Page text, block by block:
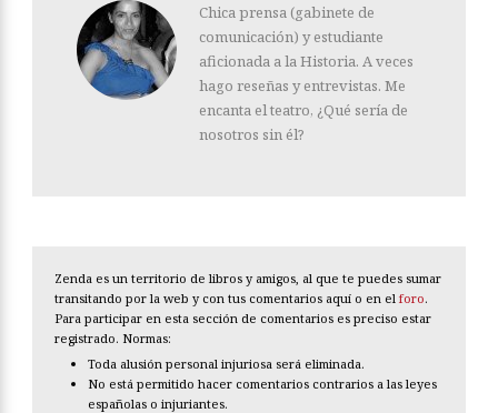
Chica prensa (gabinete de
comunicación) y estudiante
aficionada a la Historia. A veces
hago reseñas y entrevistas. Me
encanta el teatro, ¿Qué sería de
nosotros sin él?
Zenda es un territorio de libros y amigos, al que te puedes sumar
transitando por la web y con tus comentarios aquí o en el foro.
Para participar en esta sección de comentarios es preciso estar
registrado. Normas:
Toda alusión personal injuriosa será eliminada.
No está permitido hacer comentarios contrarios a las leyes
españolas o injuriantes.